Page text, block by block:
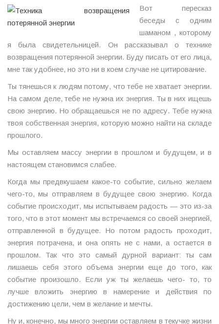
Вот пересказ
беседы с одним
шаманом , которому
я была свидетельницей. Он рассказывал о технике
возвращения потерянной энергии. Буду писать от его лица,
мне так удобнее, но это ни в коем случае не цитирование.
Ты тянешься к людям потому, что тебе не хватает энергии.
На самом деле, тебе не нужна их энергия. Ты в них ищешь
свою энергию. Но обращаешься не по адресу. Тебе нужна
твоя собственная энергия, которую можно найти на складе
прошлого.
Мы оставляем массу энергии в прошлом и будущем, и в
настоящем становимся слабее.
Когда мы предвкушаем какое-то событие, сильно желаем
чего-то, мы отправляем в будущее свою энергию. Когда
событие происходит, мы испытываем радость — это из-за
того, что в этот момент мы встречаемся со своей энергией,
отправленной в будущее. Но потом радость проходит,
энергия потрачена, и она опять не с нами, а остается в
прошлом. Так что это самый дурной вариант: ты сам
лишаешь себя этого объема энергии еще до того, как
событие произошло. Если уж ты желаешь чего- то, то
лучше вложить энергию в намерение и действия по
достижению цели, чем в желание и мечты.
Ну и, конечно, мы много энергии оставляем в текучке жизни